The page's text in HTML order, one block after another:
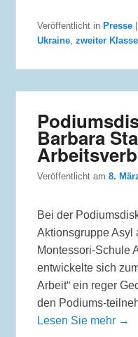
Veröffentlicht in Presse
Ukraine ,zweiter Klasse
Barbara
Veröffentlicht am8.
Bei der
Aktionsgruppe Asyl
Montessori-Schule
entwickelte sich
Arbeit“ ein reger
den Podiums-
Lesen Sie mehr →